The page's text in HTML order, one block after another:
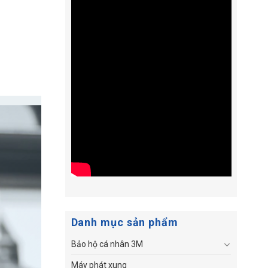
Danh mục sản phẩm
Bảo hộ cá nhân 3M
Máy phát xung